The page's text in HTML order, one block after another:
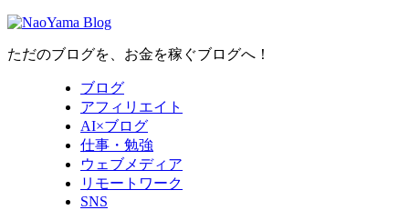
ただのブログを、お金を稼ぐブログへ！
ブログ
アフィリエイト
AI×ブログ
仕事・勉強
ウェブメディア
リモートワーク
SNS